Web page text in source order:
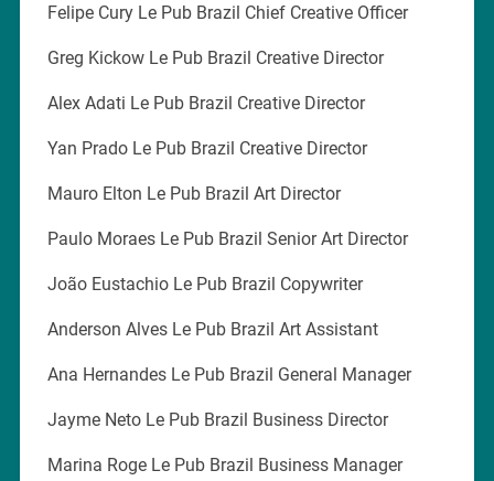
Felipe Cury Le Pub Brazil Chief Creative Officer
Greg Kickow Le Pub Brazil Creative Director
Alex Adati Le Pub Brazil Creative Director
Yan Prado Le Pub Brazil Creative Director
Mauro Elton Le Pub Brazil Art Director
Paulo Moraes Le Pub Brazil Senior Art Director
João Eustachio Le Pub Brazil Copywriter
Anderson Alves Le Pub Brazil Art Assistant
Ana Hernandes Le Pub Brazil General Manager
Jayme Neto Le Pub Brazil Business Director
Marina Roge Le Pub Brazil Business Manager